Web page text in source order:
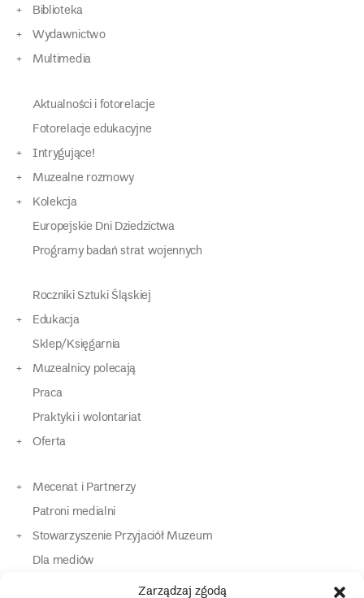
Zarządzaj zgodą
Biblioteka
Wydawnictwo
Multimedia
Aktualności i fotorelacje
Fotorelacje edukacyjne
Intrygujące!
Muzealne rozmowy
Kolekcja
Europejskie Dni Dziedzictwa
Programy badań strat wojennych
Roczniki Sztuki Śląskiej
Edukacja
Sklep/Księgarnia
Muzealnicy polecają
Praca
Praktyki i wolontariat
Oferta
Mecenat i Partnerzy
Patroni medialni
Stowarzyszenie Przyjaciół Muzeum
Dla mediów
Dla osób o specjalnych potrzebach